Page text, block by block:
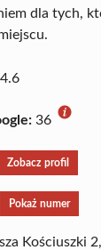
dla tych,
4.6
36
Zobacz profil
Pokaż numer
Kościuszki